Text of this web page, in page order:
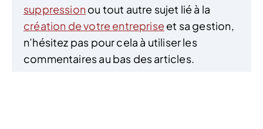
suppressionou tout autre sujet lié à la
création de votre entreprise et sa gestion,
n’hésitez pas pour cela à utiliser les
commentaires au bas des articles.